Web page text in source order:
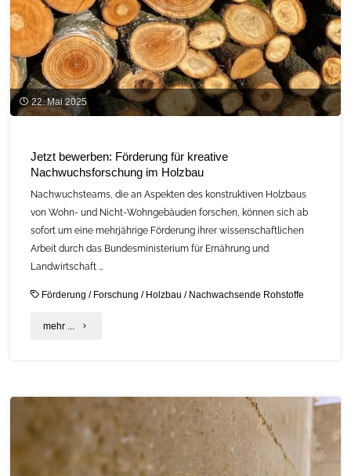
22. Mai 2025
Jetzt bewerben: Förderung für kreative
Nachwuchsforschung im Holzbau
Nachwuchsteams, die an Aspekten des konstruktiven Holzbaus
von Wohn- und Nicht-Wohngebäuden forschen, können sich ab
sofort um eine mehrjährige Förderung ihrer wissenschaftlichen
Arbeit durch das Bundesministerium für Ernährung und
Landwirtschaft …
Förderung / Forschung / Holzbau / Nachwachsende Rohstoffe
mehr ... "Jetzt
kreative
Nachwuchsforschung